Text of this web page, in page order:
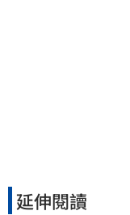
延伸閱讀